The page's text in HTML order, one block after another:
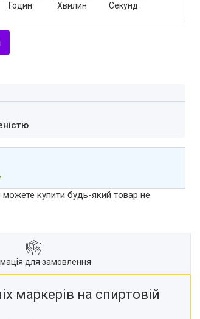
Годин Хвилин Секунд
можете купити будь-який товар не
для замовлення
маркерів на спиртовій